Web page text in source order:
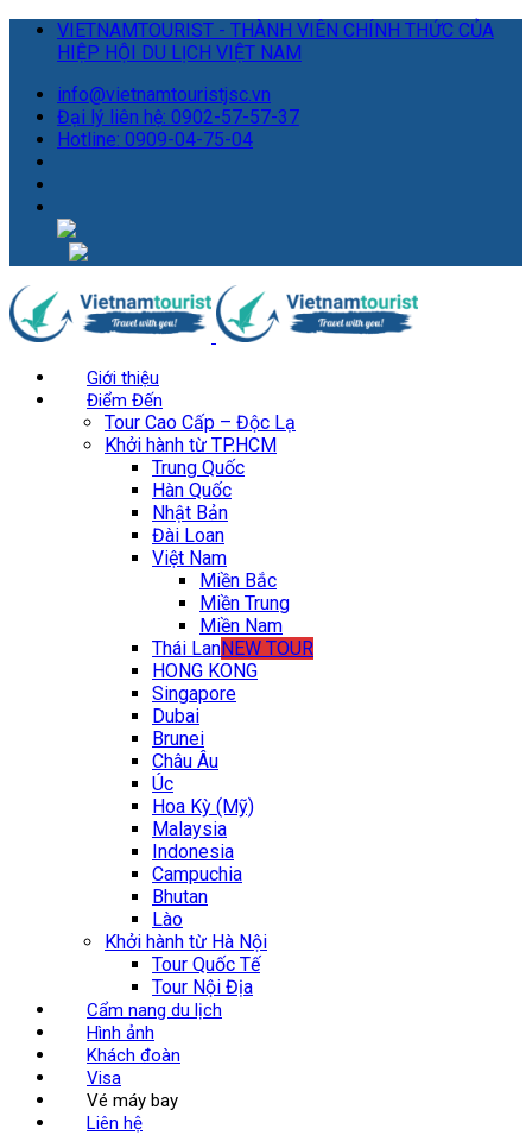
VIETNAMTOURIST - THÀNH VIÊN CHÍNH THỨC CỦA
HIỆP HỘI DU LỊCH VIỆT NAM
info@vietnamtouristjsc.vn
Đại lý liên hệ: 0902-57-57-37
Hotline: 0909-04-75-04
Giới thiệu
Điểm Đến
Tour Cao Cấp – Độc Lạ
Khởi hành từ TP.HCM
Trung Quốc
Hàn Quốc
Nhật Bản
Đài Loan
Việt Nam
Miền Bắc
Miền Trung
Miền Nam
Thái LanNEW TOUR
HONG KONG
Singapore
Dubai
Brunei
Châu Âu
Úc
Hoa Kỳ (Mỹ)
Malaysia
Indonesia
Campuchia
Bhutan
Lào
Khởi hành từ Hà Nội
Tour Quốc Tế
Tour Nội Địa
Cẩm nang du lịch
Hình ảnh
Khách đoàn
Visa
Vé máy bay
Liên hệ